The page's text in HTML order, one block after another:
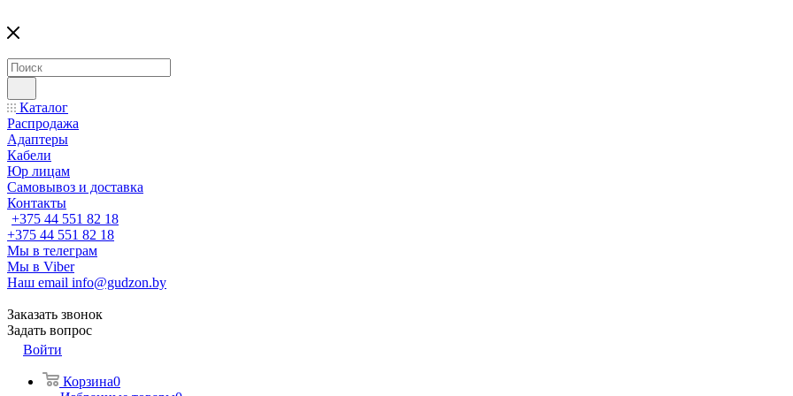
Каталог
Распродажа
Адаптеры
Кабели
Юр лицам
Самовывоз и доставка
Контакты
+375 44 551 82 18
+375 44 551 82 18
Мы в телеграм
Мы в Viber
Наш email info@gudzon.by
Заказать звонок
Задать вопрос
Войти
Корзина0